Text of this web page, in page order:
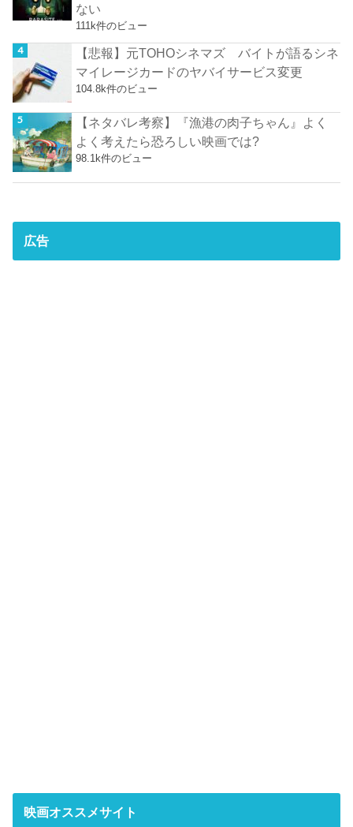
ない
111k件のビュー
【悲報】元TOHOシネマズ バイトが語るシネ
マイレージカードのヤバイサービス変更
104.8k件のビュー
【ネタバレ考察】『漁港の肉子ちゃん』よく
よく考えたら恐ろしい映画では?
98.1k件のビュー
広告
映画オススメサイト